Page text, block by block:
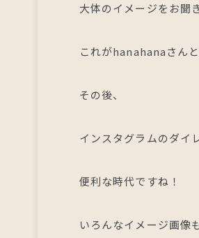
大体のイメージをお聞
これがhanahanaさん
その後、
インスタグラムのダイ
便利な時代ですね！
いろんなイメージ画像